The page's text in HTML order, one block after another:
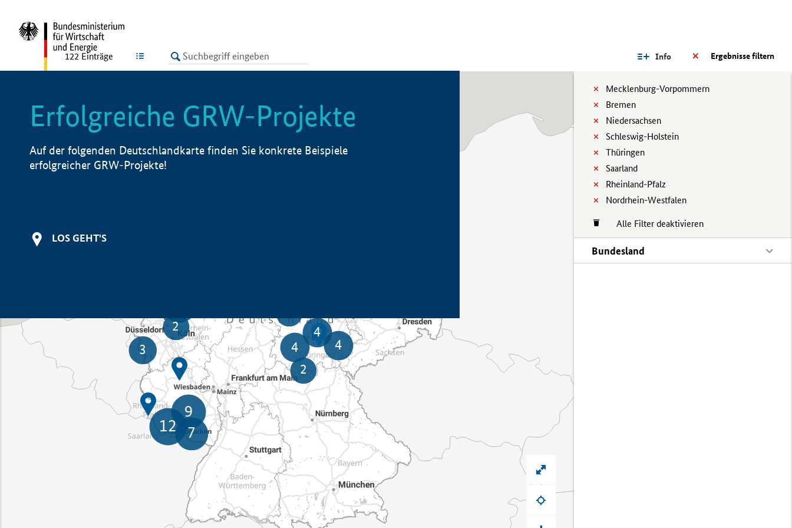
LISTE Ergebnisse filtern
Info
Mecklenburg-Vorpommern
Bremen
Niedersachsen
Schleswig-Holstein
Thüringen
Saarland
Rheinland-Pfalz
Nordrhein-Westfalen
Alle Filter deaktivieren
Bundesland
122 Einträge
Erfolgreiche GRW-Projekte
Auf der folgenden Deutschlandkarte finden Sie konkrete Beispiele
erfolgreicher GRW-Projekte!
LOS GEHT'S